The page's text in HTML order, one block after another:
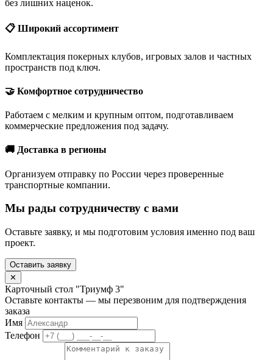
без лишних наценок.
📋 Широкий ассортимент
Комплектация покерных клубов, игровых залов и частных
пространств под ключ.
🤝 Комфортное сотрудничество
Работаем с мелким и крупным оптом, подготавливаем
коммерческие предложения под задачу.
🚚 Доставка в регионы
Организуем отправку по России через проверенные
транспортные компании.
Мы рады сотрудничеству с вами
Оставьте заявку, и мы подготовим условия именно под ваш
проект.
Оставить заявку
✕
Карточный стол "Триумф 3"
Оставьте контакты — мы перезвоним для подтверждения
заказа
Имя
Телефон